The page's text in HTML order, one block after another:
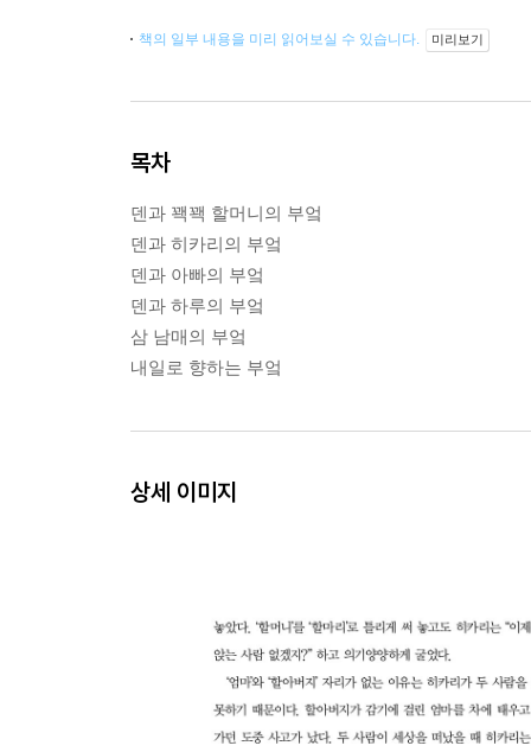
책의 일부 내용을 미리 읽어보실 수 있습니다. 미리보기
목차
덴과 꽥꽥 할머니의 부엌
덴과 히카리의 부엌
덴과 아빠의 부엌
덴과 하루의 부엌
삼 남매의 부엌
내일로 향하는 부엌
상세 이미지